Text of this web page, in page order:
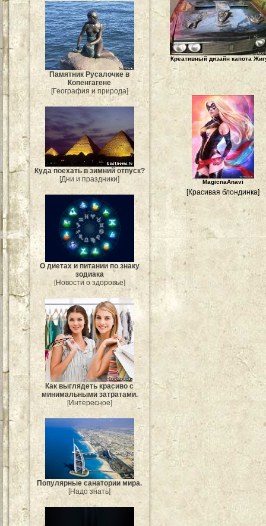
Памятник Русалочке в
Копенгагене
[География и природа]
Куда поехать в зимний отпуск?
[Дни и праздники]
О диетах и питании по знаку
зодиака
[Новости о здоровье]
Как выглядеть красиво с
минимальными затратами.
[Интересное]
Популярные санатории мира.
[Надо знать]
Креативный дизайн капота
MagicnaAnavi
[Красивая блондинка]